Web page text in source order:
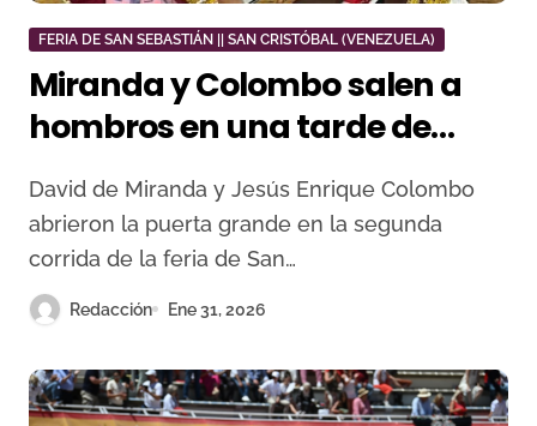
FERIA DE SAN SEBASTIÁN || SAN CRISTÓBAL (VENEZUELA)
Miranda y Colombo salen a
hombros en una tarde de
entrega más que de toros en
San Cristóbal
David de Miranda y Jesús Enrique Colombo
abrieron la puerta grande en la segunda
corrida de la feria de San…
Redacción Ene 31, 2026